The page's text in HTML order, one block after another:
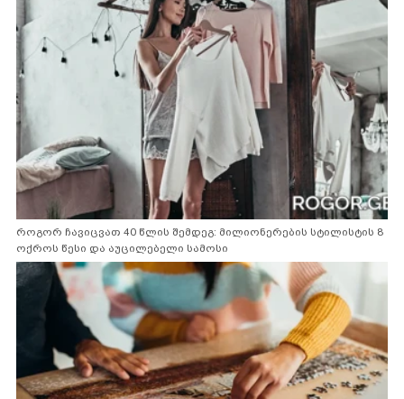
როგორ ჩავიცვათ 40 წლის შემდეგ: მილიონერების სტილისტის 8
ოქროს წესი და აუცილებელი სამოსი